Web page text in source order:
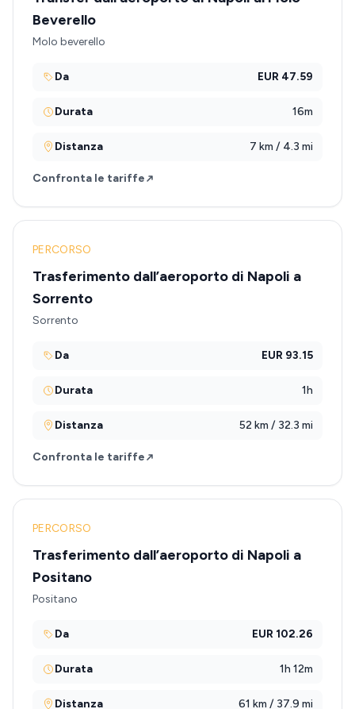
Beverello
Molo beverello
Da EUR 47.59
Durata 16m
Distanza 7 km / 4.3 mi
Confronta le tariffe
PERCORSO
Trasferimento dall’aeroporto di Napoli a
Sorrento
Sorrento
Da EUR 93.15
Durata 1h
Distanza 52 km / 32.3 mi
Confronta le tariffe
PERCORSO
Trasferimento dall’aeroporto di Napoli a
Positano
Positano
Da EUR 102.26
Durata 1h 12m
Distanza 61 km / 37.9 mi